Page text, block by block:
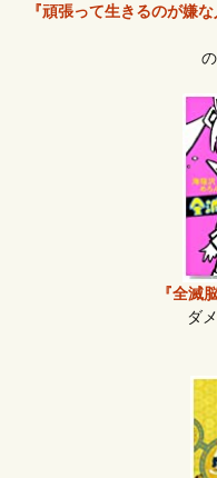
『頑張って生きるのが嫌
『全滅
ダ